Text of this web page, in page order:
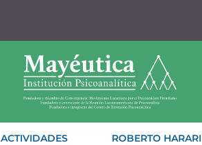
ACTIVIDADES ROBERTO HARARI